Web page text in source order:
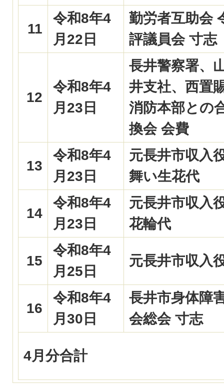
11
令和8年4
月22日
勤労者互助会
評議員会 寸志
12
令和8年4
月23日
長井警察署、
井支社、西置
消防本部との
換会 会費
13
令和8年4
月23日
元長井市収入
舞い生花代
14
令和8年4
月23日
元長井市収入
花輪代
15
令和8年4
月25日
元長井市収入
16
令和8年4
月30日
長井市身体障
会総会 寸志
4月分合計